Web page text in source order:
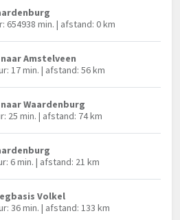
654938 min. | afstand: 0 km
Amstelveen
17 min. | afstand: 56 km
Waardenburg
25 min. | afstand: 74 km
6 min. | afstand: 21 km
Volkel
36 min. | afstand: 133 km